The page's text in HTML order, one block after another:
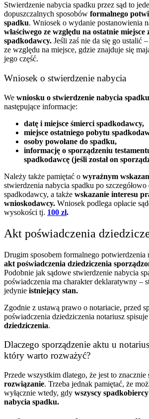
Stwierdzenie nabycia spadku przez sąd to
dopuszczalnych sposobów formalnego
spadku. Wniosek o wydanie postanowienia
właściwego ze względu na ostatnie miejsce
spadkodawcy. Jeśli zaś nie da się go ustalić
ze względu na miejsce, gdzie znajduje się
jego część.
Wniosek o stwierdzenie nabycia
We wniosku o stwierdzenie nabycia spadku
następujące informacje:
datę i miejsce śmierci spadkodawcy,
miejsce ostatniego pobytu
osoby powołane do spadku,
informację o sporządzeniu
spadkodawcę (jeśli został on
Należy także pamiętać o wyraźnym
stwierdzenia nabycia spadku po
spadkodawcy, a także wskazanie interesu
wnioskodawcy. Wniosek podlega opłacie
wysokości tj. 100 zł.
Akt poświadczenia
Drugim sposobem formalnego potwierdzenia
akt poświadczenia dziedziczenia
Podobnie jak sądowe stwierdzenie nabycia
poświadczenia ma charakter deklaratywny –
jedynie istniejący stan.
Zgodnie z ustawą prawo o notariacie, przed
poświadczenia dziedziczenia notariusz spisuje
dziedziczenia.
Dlaczego sporządzenie aktu u
który warto rozważyć?
Przede wszystkim dlatego, że jest to znacznie
rozwiązanie. Trzeba jednak pamiętać, że
wyłącznie wtedy, gdy wszyscy
nabycia spadku.